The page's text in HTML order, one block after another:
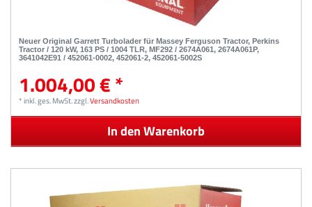
Neuer Original Garrett Turbolader für Massey Ferguson Tractor, Perkins
Tractor / 120 kW, 163 PS / 1004 TLR, MF292 / 2674A061, 2674A061P,
3641042E91 / 452061-0002, 452061-2, 452061-5002S
1.004,00 € *
*inkl. ges. MwSt.zzgl.Versandkosten
In den Warenkorb